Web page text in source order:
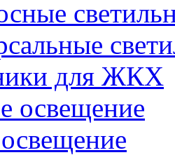
для ЖКХ
освещение